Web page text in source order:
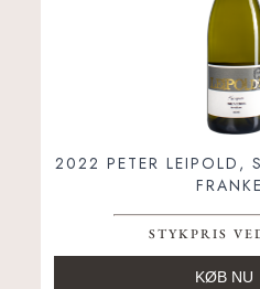
2022 PETER LEIPOLD,
STYKPRIS
KØB NU